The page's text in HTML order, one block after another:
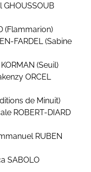
GHOUSSOUB
(Flammarion)
FARDEL (Sabine
(Seuil)
ORCEL
de Minuit)
ROBERT-DIARD
RUBEN
SABOLO